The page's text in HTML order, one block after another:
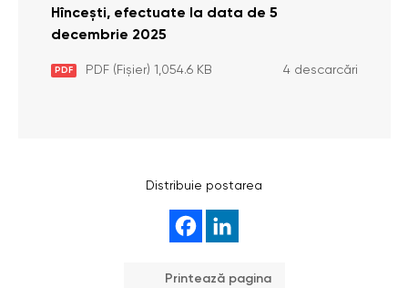
Hîncești, efectuate la data de 5
decembrie 2025
PDF PDF (Fișier) 1,054.6 KB 4 descarcări
Distribuie postarea
Printează pagina